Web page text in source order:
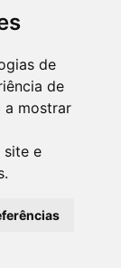
de
de
a mostrar
site e
reservados